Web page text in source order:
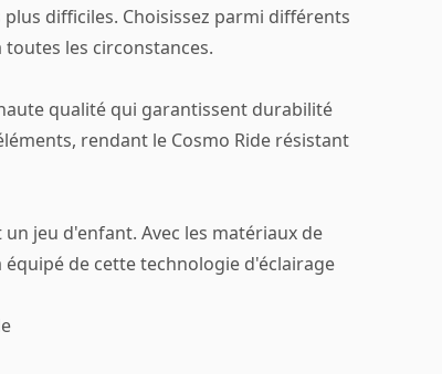
difficiles. Choisissez parmi différents
les circonstances.
qualité qui garantissent durabilité
rendant le Cosmo Ride résistant
jeu d'enfant. Avec les matériaux de
de cette technologie d'éclairage